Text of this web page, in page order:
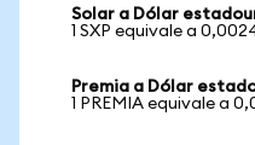
Solar a Dólar
1 SXP equivale a
Premia a Dólar
1 PREMIA equivale a